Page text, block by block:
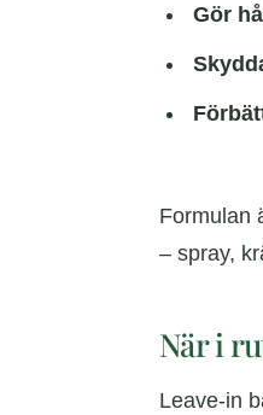
Gör
Formulan
– spray,
När i
Leave-in